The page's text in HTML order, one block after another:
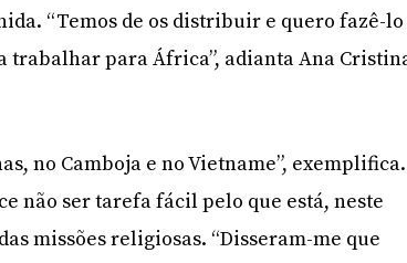
“Temos de os distribuir e quero fazê-lo
trabalhar para África”, adianta Ana
no Camboja e no Vietname”, exemplifica.
não ser tarefa fácil pelo que está, neste
missões religiosas. “Disseram-me que